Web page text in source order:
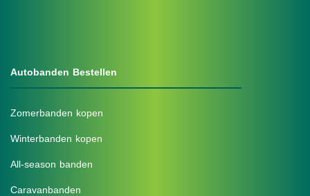
Autobanden Bestellen
Zomerbanden kopen
Winterbanden kopen
All-season banden
Caravanbanden